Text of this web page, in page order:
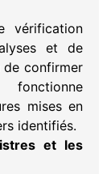
vérification
et de
de confirmer
mises en
identifiés.
et les